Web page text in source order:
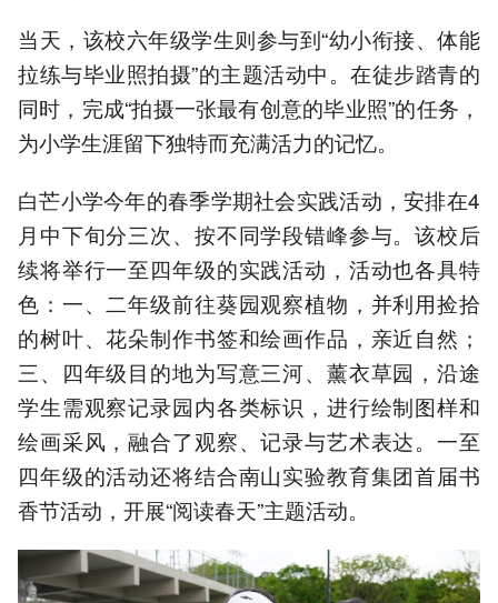
当天，该校六年级学生则参与到“幼小衔接、体能
拉练与毕业照拍摄”的主题活动中。在徒步踏青的
同时，完成“拍摄一张最有创意的毕业照”的任务，
为小学生涯留下独特而充满活力的记忆。
白芒小学今年的春季学期社会实践活动，安排在4
月中下旬分三次、按不同学段错峰参与。该校后
续将举行一至四年级的实践活动，活动也各具特
色：一、二年级前往葵园观察植物，并利用捡拾
的树叶、花朵制作书签和绘画作品，亲近自然；
三、四年级目的地为写意三河、薰衣草园，沿途
学生需观察记录园内各类标识，进行绘制图样和
绘画采风，融合了观察、记录与艺术表达。一至
四年级的活动还将结合南山实验教育集团首届书
香节活动，开展“阅读春天”主题活动。